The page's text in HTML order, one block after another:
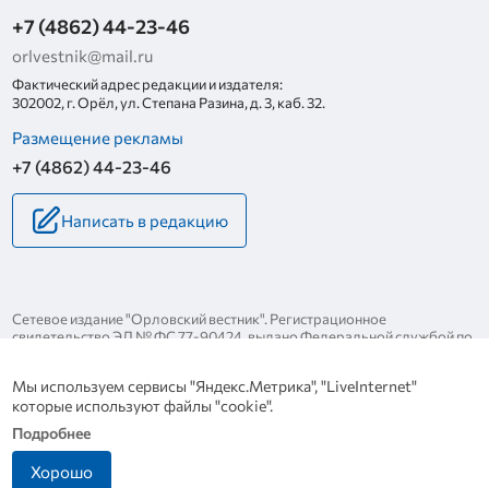
+7 (4862) 44-23-46
orlvestnik@mail.ru
Фактический адрес редакции и издателя:
302002, г. Орёл, ул. Степана Разина, д. 3, каб. 32.
Размещение рекламы
+7 (4862) 44-23-46
Написать в редакцию
Сетевое издание "Орловский вестник". Регистрационное
свидетельство ЭЛ № ФС 77-90424, выдано Федеральной службой по
Политика конфиденциальности
Мы используем сервисы "Яндекс.Метрика", "LiveInternet"
которые используют файлы "cookie".
Подробнее
Хорошо